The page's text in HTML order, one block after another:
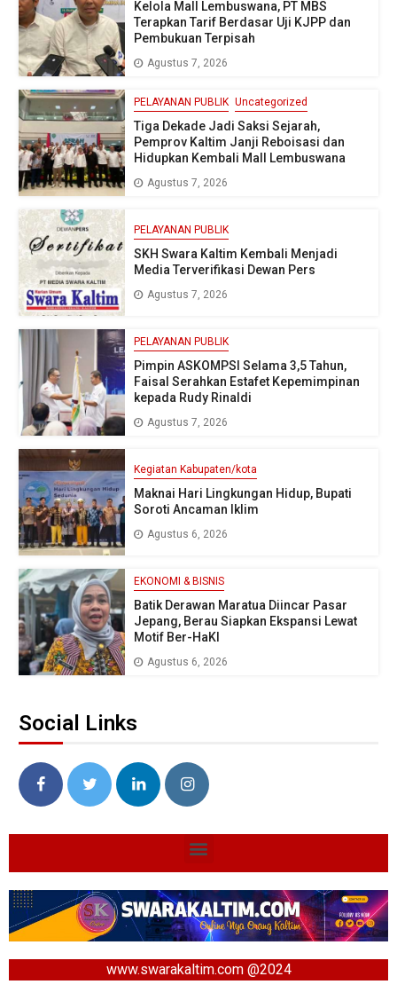
Kelola Mall Lembuswana, PT MBS
Terapkan Tarif Berdasar Uji KJPP dan
Pembukuan Terpisah
Agustus 7, 2026
PELAYANAN PUBLIK Uncategorized
Tiga Dekade Jadi Saksi Sejarah,
Pemprov Kaltim Janji Reboisasi dan
Hidupkan Kembali Mall Lembuswana
Agustus 7, 2026
PELAYANAN PUBLIK
SKH Swara Kaltim Kembali Menjadi
Media Terverifikasi Dewan Pers
Agustus 7, 2026
PELAYANAN PUBLIK
Pimpin ASKOMPSI Selama 3,5 Tahun,
Faisal Serahkan Estafet Kepemimpinan
kepada Rudy Rinaldi
Agustus 7, 2026
Kegiatan Kabupaten/kota
Maknai Hari Lingkungan Hidup, Bupati
Soroti Ancaman Iklim
Agustus 6, 2026
EKONOMI & BISNIS
Batik Derawan Maratua Diincar Pasar
Jepang, Berau Siapkan Ekspansi Lewat
Motif Ber-HaKI
Agustus 6, 2026
Social Links
www.swarakaltim.com @2024